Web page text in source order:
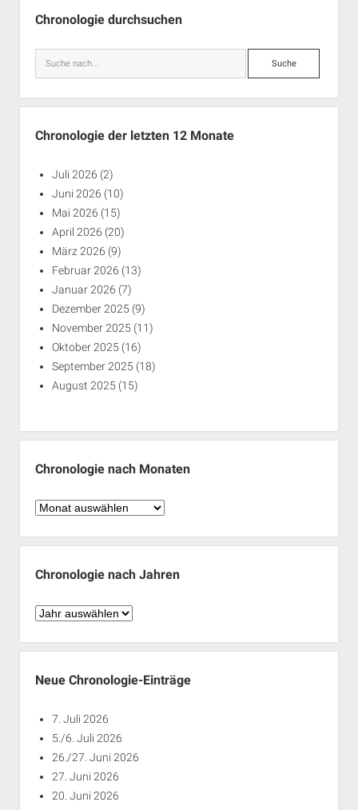
Chronologie durchsuchen
Suche
Chronologie der letzten 12 Monate
Juli 2026 (2)
Juni 2026 (10)
Mai 2026 (15)
April 2026 (20)
März 2026 (9)
Februar 2026 (13)
Januar 2026 (7)
Dezember 2025 (9)
November 2025 (11)
Oktober 2025 (16)
September 2025 (18)
August 2025 (15)
Chronologie nach Monaten
Chronologie
Monaten
Chronologie nach Jahren
Chronologie
Jahren
Neue Chronologie-Einträge
7. Juli 2026
5./6. Juli 2026
26./27. Juni 2026
27. Juni 2026
20. Juni 2026